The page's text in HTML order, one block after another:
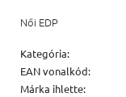
Női EDP
Kategória:
EAN vonalkód:
Márka ihlette: